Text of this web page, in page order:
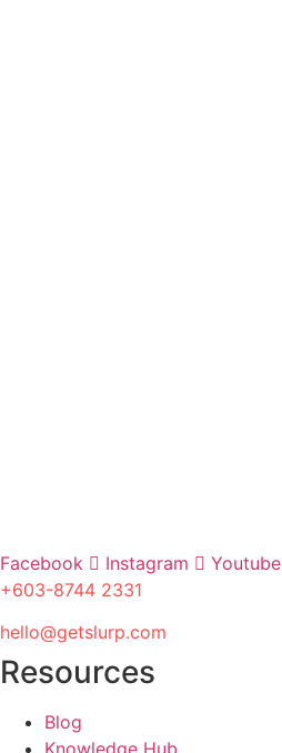
Facebook Instagram
Youtube
+603-8744 2331
hello@getslurp.com
Resources
Blog